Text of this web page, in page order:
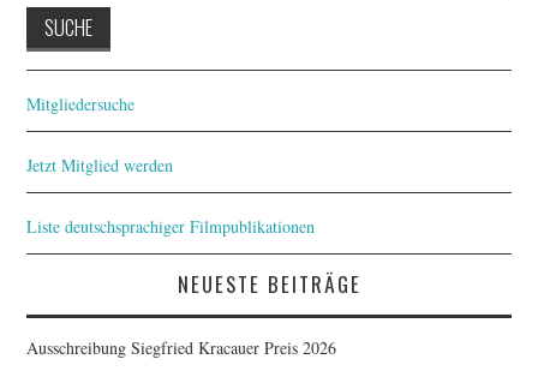
Mitgliedersuche
Jetzt Mitglied werden
Liste deutschsprachiger Filmpublikationen
NEUESTE BEITRÄGE
Ausschreibung Siegfried Kracauer Preis 2026